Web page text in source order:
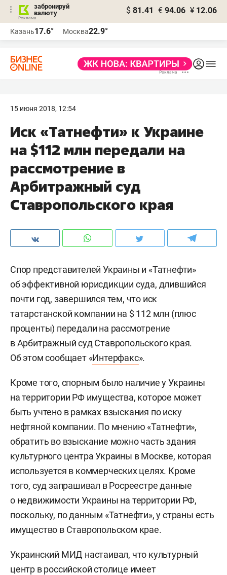
забронируй
валюту
$ 81.41 € 94.06 ¥ 12.06
Казань17.6° Москва22.9°
15 июня 2018, 12:54
Иск «Татнефти» к Украине
на $112 млн передали на
рассмотрение в
Арбитражный суд
Ставропольского края
Спор представителей Украины и «Татнефти»
об эффективной юрисдикции суда, длившийся
почти год, завершился тем, что иск
татарстанской компании на $ 112 млн (плюс
проценты) передали на рассмотрение
в Арбитражный суд Ставропольского края.
Об этом сообщает «Интерфакс».
Кроме того, спорным было наличие у Украины
на территории РФ имущества, которое может
быть учтено в рамках взыскания по иску
нефтяной компании. По мнению «Татнефти»,
обратить во взыскание можно часть здания
культурного центра Украины в Москве, которая
используется в коммерческих целях. Кроме
того, суд запрашивал в Росреестре данные
о недвижимости Украины на территории РФ,
поскольку, по данным «Татнефти», у страны есть
имущество в Ставропольском крае.
Украинский МИД настаивал, что культурный
центр в российской столице имеет